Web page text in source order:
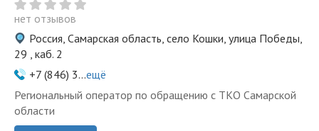
нет отзывов
Россия, Самарская область, село Кошки, улица Победы,
29 , каб. 2
+7 (846) 3...ещё
Региональный оператор по обращению с ТКО Самарской
области